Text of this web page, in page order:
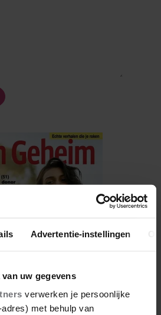
Advertentie-instellingen
uw gegevens
verwerken je persoonlijke
met behulp van